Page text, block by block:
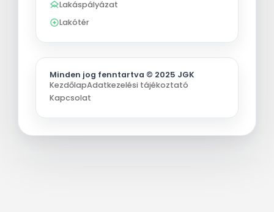
Lakáspályázat
Lakótér
Minden jog fenntartva © 2025 JGK
KezdőlapAdatkezelési tájékoztató
Kapcsolat